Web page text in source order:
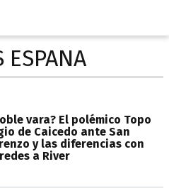
ESPANA
vara? El polémico Topo
de Caicedo ante San
y las diferencias con
a River